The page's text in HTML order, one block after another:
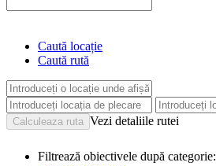
Caută locație
Caută rută
Vezi detaliile rutei
Filtrează obiectivele după categorie: